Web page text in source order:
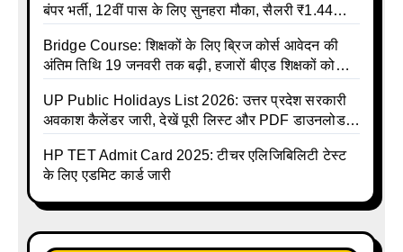
बंपर भर्ती, 12वीं पास के लिए सुनहरा मौका, सैलरी ₹1.44
Bridge Course: शिक्षकों के लिए ब्रिज कोर्स आवेदन की
अंतिम तिथि 19 जनवरी तक बढ़ी, हजारों बीएड शिक्षकों को
UP Public Holidays List 2026: उत्तर प्रदेश सरकारी
अवकाश कैलेंडर जारी, देखें पूरी लिस्ट और PDF डाउनलोड
talika | Sarkari Avkash Talika | Up Holidays List |
Holidays Calendar
HP TET Admit Card 2025: टीचर एलिजिबिलिटी टेस्ट
के लिए एडमिट कार्ड जारी